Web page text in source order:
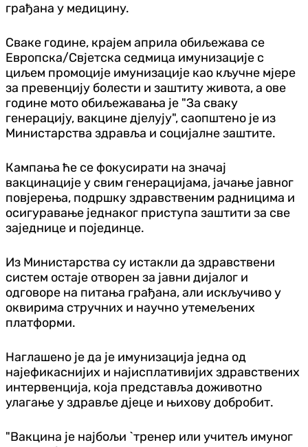
грађана у медицину.
Сваке године, крајем априла обиљежава се
Европска/Свјетска седмица имунизације с
циљем промоције имунизације као кључне мјере
за превенцију болести и заштиту живота, а ове
године мото обиљежавања је "За сваку
генерацију, вакцине д‌јелују", саопштено је из
Министарства здравља и социјалне заштите.
Кампања ће се фокусирати на значај
вакцинације у свим генерацијама, јачање јавног
повјерења, подршку здравственим радницима и
осигуравање једнаког приступа заштити за све
заједнице и појединце.
Из Министарства су истакли да здравствени
систем остаје отворен за јавни дијалог и
одговоре на питања грађана, али искључиво у
оквирима стручних и научно утемељених
платформи.
Наглашено је да је имунизација једна од
најефикаснијих и најисплативијих здравствених
интервенција, која представља доживотно
улагање у здравље д‌јеце и њихову добробит.
"Вакцина је најбољи `тренер или учитељ имуног